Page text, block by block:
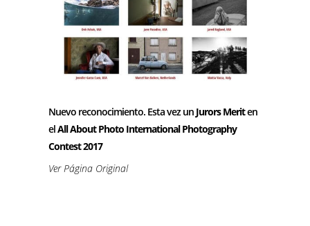
Nuevo reconocimiento. Esta vez un Jurors Meriten
elAll About Photo International Photography
Contest 2017
Ver Página Original